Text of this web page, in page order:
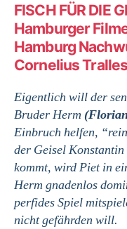
FISCH FÜR DIE
Hamburger
Hamburg
Cornelius
Eigentlich will der
Bruder Herm
Einbruch helfen,
der Geisel Konstantin
kommt, wird Piet in
Herm gnadenlos
perfides Spiel
nicht gefährden will.